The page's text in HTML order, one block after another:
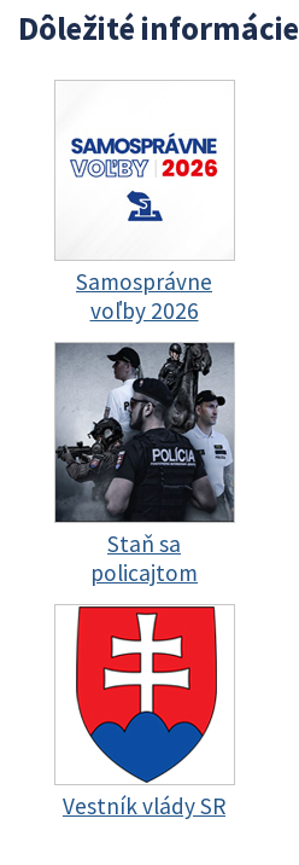
Dôležité informácie
Samosprávne
voľby 2026
Staň sa
policajtom
Vestník vlády SR